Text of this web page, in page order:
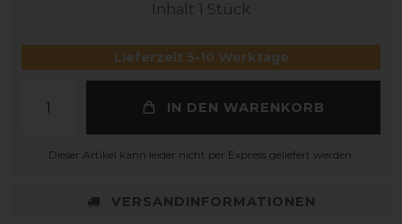
Inhalt 1 Stück
Lieferzeit 5-10 Werktage
IN DEN WARENKORB
Dieser Artikel kann leider nicht per Express geliefert werden.
VERSANDINFORMATIONEN